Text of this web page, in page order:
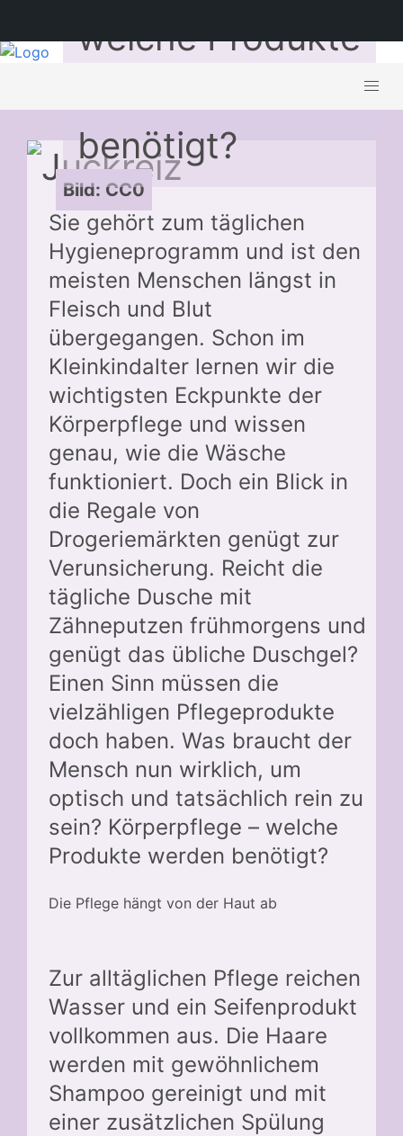
Bild: CC0
welche Produkte
benötigt?
Sie gehört zum täglichen
Hygieneprogramm und ist den
meisten Menschen längst in
Fleisch und Blut
übergegangen. Schon im
Kleinkindalter lernen wir die
wichtigsten Eckpunkte der
Körperpflege und wissen
genau, wie die Wäsche
funktioniert. Doch ein Blick in
die Regale von
Drogeriemärkten genügt zur
Verunsicherung. Reicht die
tägliche Dusche mit
Zähneputzen frühmorgens und
genügt das übliche Duschgel?
Einen Sinn müssen die
vielzähligen Pflegeprodukte
doch haben. Was braucht der
Mensch nun wirklich, um
optisch und tatsächlich rein zu
sein? Körperpflege – welche
Produkte werden benötigt?
Die Pflege hängt von der Haut ab
Zur alltäglichen Pflege reichen
Wasser und ein Seifenprodukt
vollkommen aus. Die Haare
werden mit gewöhnlichem
Shampoo gereinigt und mit
einer zusätzlichen Spülung